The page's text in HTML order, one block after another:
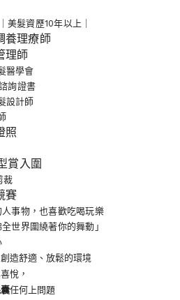
美髮資歷10年以上｜
養理療師
理師
醫學會
詢證書
設計師
照
賞入圍
裁
賽
人事物，也喜歡吃喝玩樂
全世界圍繞著你的舞動」
造舒適、放鬆的環境
悅，
任何上問題